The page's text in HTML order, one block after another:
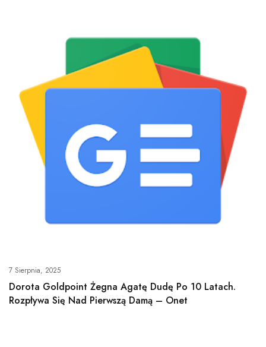
7 Sierpnia, 2025
Dorota Goldpoint Żegna Agatę Dudę Po 10 Latach.
Rozpływa Się Nad Pierwszą Damą – Onet